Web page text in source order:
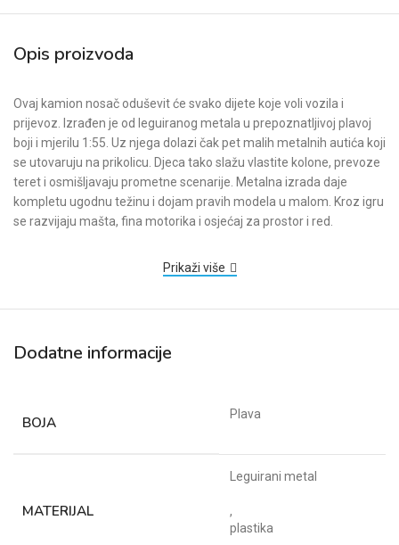
Opis proizvoda
Ovaj kamion nosač oduševit će svako dijete koje voli vozila i
prijevoz. Izrađen je od leguiranog metala u prepoznatljivoj plavoj
boji i mjerilu 1:55. Uz njega dolazi čak pet malih metalnih autića koji
se utovaruju na prikolicu. Djeca tako slažu vlastite kolone, prevoze
teret i osmišljavaju prometne scenarije. Metalna izrada daje
kompletu ugodnu težinu i dojam pravih modela u malom. Kroz igru
se razvijaju mašta, fina motorika i osjećaj za prostor i red.
Prikaži više
Dodatne informacije
BOJA Plava
MATERIJAL
Leguirani metal
,
plastika